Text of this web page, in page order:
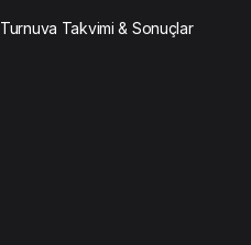
Turnuva Takvimi & Sonuçlar